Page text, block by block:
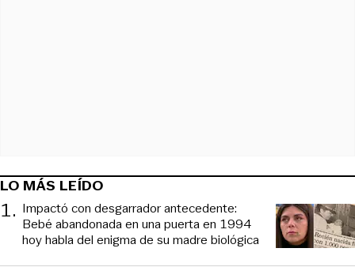
LO MÁS LEÍDO
1. Impactó con desgarrador antecedente:
Bebé abandonada en una puerta en 1994
hoy habla del enigma de su madre biológica